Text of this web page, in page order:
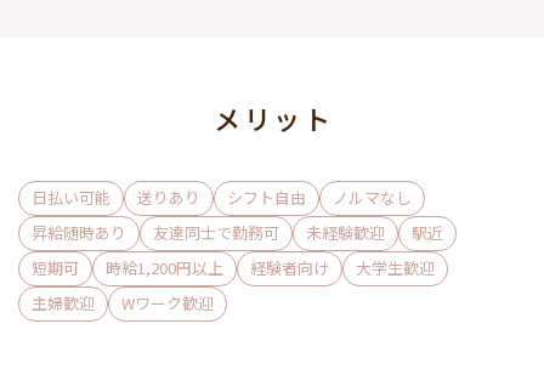
お客様と楽しく会話をし、お酒を作るお仕事です。
ノルマや営業行為の強要、深夜1時を過ぎての残業は一切あり
ません！
メリット
日払い可能 送りあり シフト自由
ノルマなし
昇給随時あり
友達同士で勤務可 未経験歓迎
駅近
短期可
時給1,200円以上 経験者向け
大学生歓迎
主婦歓迎
Wワーク歓迎